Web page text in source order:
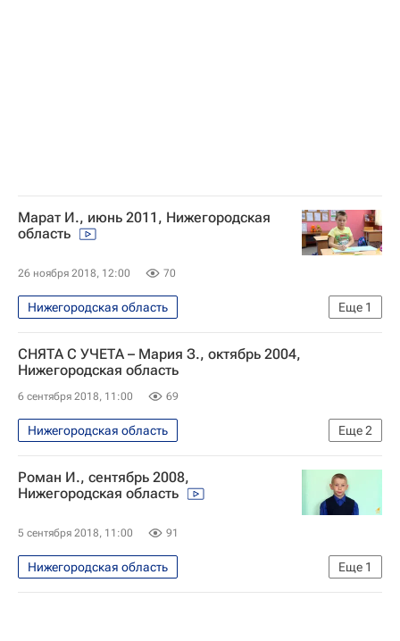
Марат И., июнь 2011, Нижегородская
область
26 ноября 2018, 12:00 70
Еще 1
Нижегородская область
Найди меня, мама
СНЯТА С УЧЕТА – Мария З., октябрь 2004,
Нижегородская область
6 сентября 2018, 11:00 69
Еще2
Нижегородская область
Найди меня, мама
в семье
Роман И., сентябрь 2008,
Нижегородская область
5 сентября 2018, 11:00 91
Еще 1
Нижегородская область
Найди меня, мама